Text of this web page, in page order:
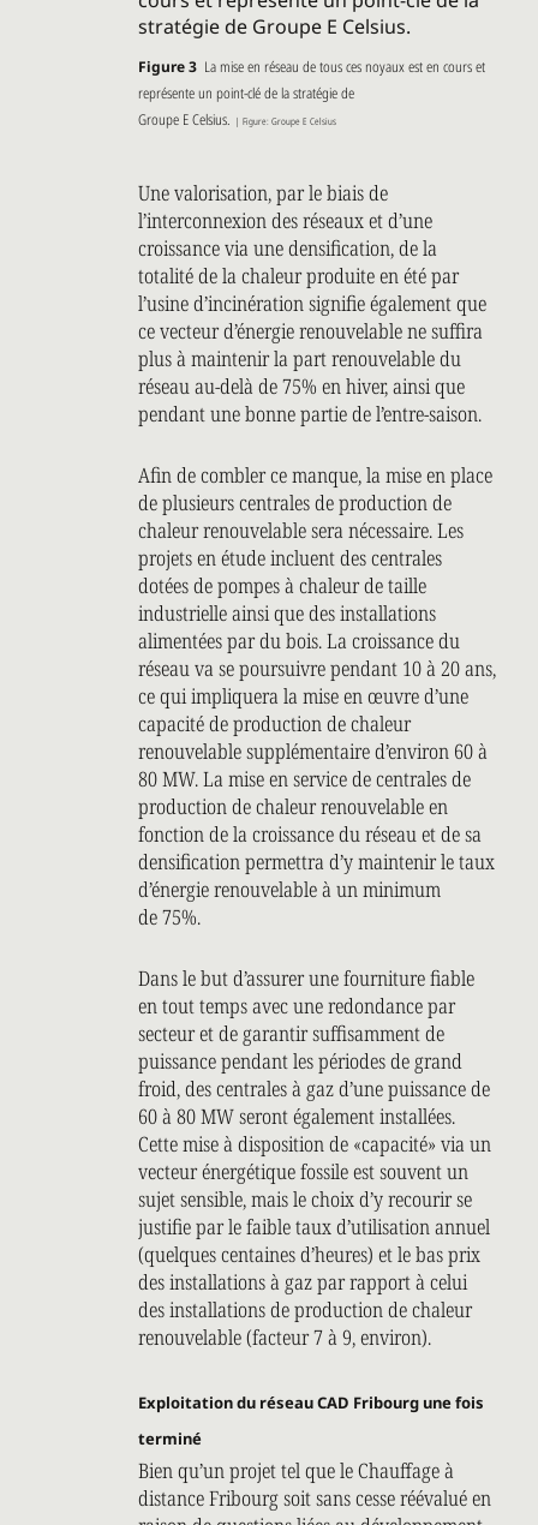
Figure 3 La mise en réseau de tous ces noyaux est en cours et
représente un point-clé de la stratégie de
Groupe E Celsius. | Figure: Groupe E Celsius
Une valorisation, par le biais de
l’interconnexion des réseaux et d’une
croissance via une densification, de la
totalité de la chaleur produite en été par
l’usine d’incinération signifie également que
ce vecteur d’énergie renouvelable ne suffira
plus à maintenir la part renouvelable du
réseau au-delà de 75% en hiver, ainsi que
pendant une bonne partie de l’entre-saison.
Afin de combler ce manque, la mise en place
de plusieurs centrales de production de
chaleur renouvelable sera nécessaire. Les
projets en étude incluent des centrales
dotées de pompes à chaleur de taille
industrielle ainsi que des installations
alimentées par du bois. La croissance du
réseau va se poursuivre pendant 10 à 20 ans,
ce qui impliquera la mise en œuvre d’une
capacité de production de chaleur
renouvelable supplémentaire d’environ 60 à
80 MW. La mise en service de centrales de
production de chaleur renouvelable en
fonction de la croissance du réseau et de sa
densification permettra d’y maintenir le taux
d’énergie renouvelable à un minimum
de 75%.
Dans le but d’assurer une fourniture fiable
en tout temps avec une redondance par
secteur et de garantir suffisamment de
puissance pendant les périodes de grand
froid, des centrales à gaz d’une puissance de
60 à 80 MW seront également installées.
Cette mise à disposition de «capacité» via un
vecteur énergétique fossile est souvent un
sujet sensible, mais le choix d’y recourir se
justifie par le faible taux d’utilisation annuel
(quelques centaines d’heures) et le bas prix
des installations à gaz par rapport à celui
des installations de production de chaleur
renouvelable (facteur 7 à 9, environ).
Exploitation du réseau CAD Fribourg une fois
terminé
Bien qu’un projet tel que le Chauffage à
distance Fribourg soit sans cesse réévalué en